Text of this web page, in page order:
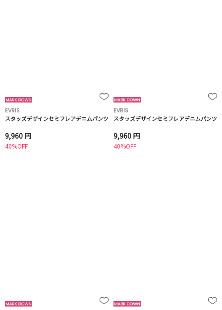
EVRIS
スタッズデザインセミフレアデニムパンツ
9,960 円
40%OFF
EVRIS
スタッズデザインセミフレアデニムパンツ
9,960 円
40%OFF